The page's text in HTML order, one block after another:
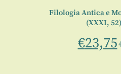
Filologia Antica e
(XXXI,
€23,75